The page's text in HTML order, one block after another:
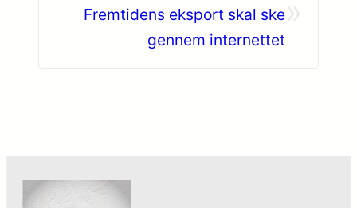
Fremtidens eksport skal ske
gennem internettet